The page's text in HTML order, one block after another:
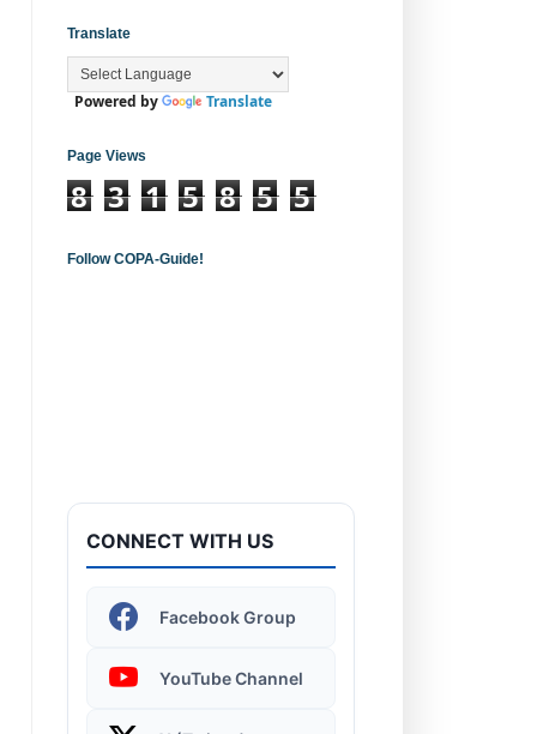
Operating System |
Elements
Windows 11 | Display
Settings
Translate
Powered by Translate
Page Views
8 3 1 5 8 5 5
Follow COPA-Guide!
CONNECT WITH US
Facebook Group
YouTube Channel